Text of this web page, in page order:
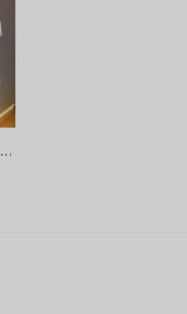
Sjal i snäckskals mönster